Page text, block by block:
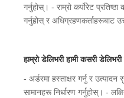
गर्नुहोस्। - राम्रो कर्पोरेट
गर्नुहोस् र अधिग्रहणकर्ताहरूबाट
हाम्रो डेलिभरी हामी कसरी
- अर्डरमा हस्ताक्षर गर्नु र
सामानहरू निर्धारण गर्नुहोस्। -